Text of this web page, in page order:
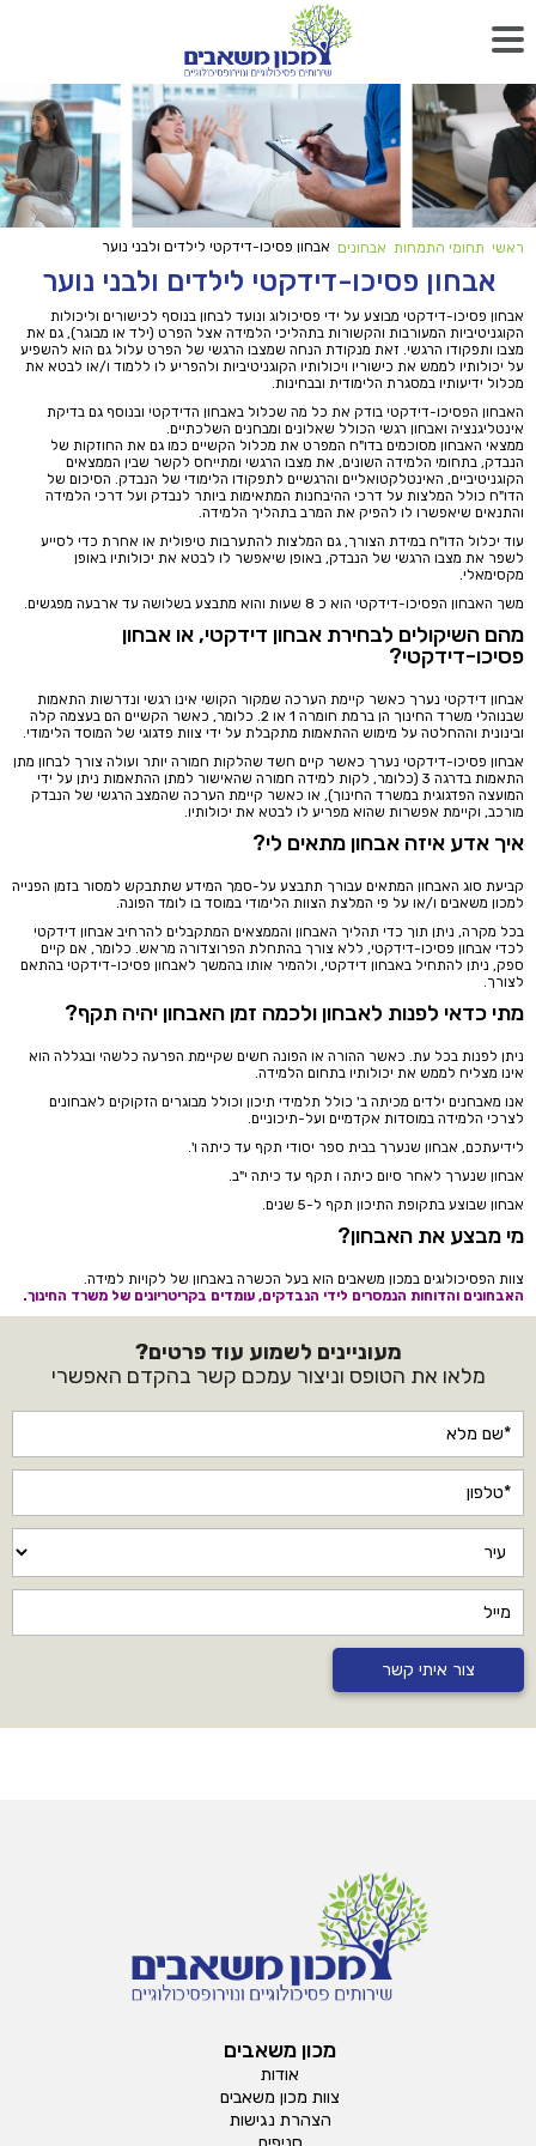
ראשי תחומי התמחות אבחונים אבחון פסיכו-דידקטי לילדים ולבני נוער
אבחון פסיכו-דידקטי לילדים ולבני נוער
אבחון פסיכו-דידקטי מבוצע על ידי פסיכולוג ונועד לבחון בנוסף לכישורים וליכולות
הקוגניטיביות המעורבות והקשורות בתהליכי הלמידה אצל הפרט (ילד או מבוגר), גם את
מצבו ותפקודו הרגשי. זאת מנקודת הנחה שמצבו הרגשי של הפרט עלול גם הוא להשפיע
על יכולותיו לממש את כישוריו ויכולותיו הקוגניטיביות ולהפריע לו ללמוד ו/או לבטא את
מכלול ידיעותיו במסגרת הלימודית ובבחינות.
האבחון הפסיכו-דידקטי בודק את כל מה שכלול באבחון הדידקטי ובנוסף גם בדיקת
אינטליגנציה ואבחון רגשי הכולל שאלונים ומבחנים השלכתיים.
ממצאי האבחון מסוכמים בדו"ח המפרט את מכלול הקשיים כמו גם את החוזקות של
הנבדק, בתחומי הלמידה השונים, את מצבו הרגשי ומתייחס לקשר שבין הממצאים
הקוגניטיביים, האינטלקטואליים והרגשיים לתפקודו הלימודי של הנבדק. הסיכום של
הדו"ח כולל המלצות על דרכי ההיבחנות המתאימות ביותר לנבדק ועל דרכי הלמידה
והתנאים שיאפשרו לו להפיק את המרב בתהליך הלמידה.
עוד יכלול הדו"ח במידת הצורך, גם המלצות להתערבות טיפולית או אחרת כדי לסייע
לשפר את מצבו הרגשי של הנבדק, באופן שיאפשר לו לבטא את יכולותיו באופן
מקסימאלי.
משך האבחון הפסיכו-דידקטי הוא כ 8 שעות והוא מתבצע בשלושה עד ארבעה מפגשים.
מהם השיקולים לבחירת אבחון דידקטי, או אבחון
פסיכו-דידקטי?
אבחון דידקטי נערך כאשר קיימת הערכה שמקור הקושי אינו רגשי ונדרשות התאמות
שבנוהלי משרד החינוך הן ברמת חומרה 1 או 2. כלומר, כאשר הקשיים הם בעצמה קלה
ובינונית וההחלטה על מימוש ההתאמות מתקבלת על ידי צוות פדגוגי של המוסד הלימודי.
אבחון פסיכו-דידקטי נערך כאשר קיים חשד שהלקות חמורה יותר ועולה צורך לבחון מתן
התאמות בדרגה 3 (כלומר, לקות למידה חמורה שהאישור למתן ההתאמות ניתן על ידי
המועצה הפדגוגית במשרד החינוך), או כאשר קיימת הערכה שהמצב הרגשי של הנבדק
מורכב, וקיימת אפשרות שהוא מפריע לו לבטא את יכולותיו.
איך אדע איזה אבחון מתאים לי?
קביעת סוג האבחון המתאים עבורך תתבצע על-סמך המידע שתתבקש למסור בזמן הפנייה
למכון משאבים ו/או על פי המלצת הצוות הלימודי במוסד בו לומד הפונה.
בכל מקרה, ניתן תוך כדי תהליך האבחון והממצאים המתקבלים להרחיב אבחון דידקטי
לכדי אבחון פסיכו-דידקטי, ללא צורך בהתחלת הפרוצדורה מראש. כלומר, אם קיים
ספק, ניתן להתחיל באבחון דידקטי, ולהמיר אותו בהמשך לאבחון פסיכו-דידקטי בהתאם
לצורך.
מתי כדאי לפנות לאבחון ולכמה זמן האבחון יהיה תקף?
ניתן לפנות בכל עת. כאשר ההורה או הפונה חשים שקיימת הפרעה כלשהי ובגללה הוא
אינו מצליח לממש את יכולותיו בתחום הלמידה.
אנו מאבחנים ילדים מכיתה ב' כולל תלמידי תיכון וכולל מבוגרים הזקוקים לאבחונים
לצרכי הלמידה במוסדות אקדמיים ועל-תיכוניים.
לידיעתכם, אבחון שנערך בבית ספר יסודי תקף עד כיתה ו'.
אבחון שנערך לאחר סיום כיתה ו תקף עד כיתה י"ב.
אבחון שבוצע בתקופת התיכון תקף ל-5 שנים.
מי מבצע את האבחון?
צוות הפסיכולוגים במכון משאבים הוא בעל הכשרה באבחון של לקויות למידה.
האבחונים והדוחות הנמסרים לידי הנבדקים, עומדים בקריטריונים של משרד החינוך.
מעוניינים לשמוע עוד פרטים?
מלאו את הטופס וניצור עמכם קשר בהקדם האפשרי
צור איתי קשר
מכון משאבים
אודות
צוות מכון משאבים
הצהרת נגישות